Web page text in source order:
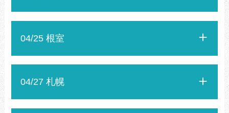
04/25 根室
04/27 札幌